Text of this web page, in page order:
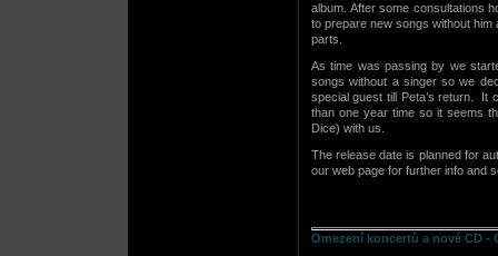
album. After some consultations
to prepare new songs without
parts.
As time was passing by we
songs without a singer so we
special guest till Peta’s return. It
than one year time so it seems
Dice) with us.
The release date is planned for
our web page for further info and
Omezení koncertů a nové CD -